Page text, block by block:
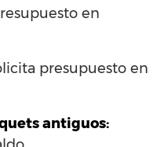
en
presupuesto en
antiguos: